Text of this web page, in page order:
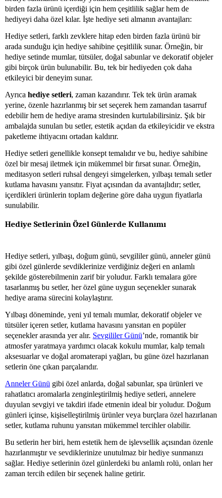
birden fazla ürünü içerdiği için hem çeşitlilik sağlar hem de
hediyeyi daha özel kılar. İşte hediye seti almanın avantajları:
Hediye setleri, farklı zevklere hitap eden birden fazla ürünü bir
arada sunduğu için hediye sahibine çeşitlilik sunar. Örneğin, bir
hediye setinde mumlar, tütsüler, doğal sabunlar ve dekoratif objeler
gibi birçok ürün bulunabilir. Bu, tek bir hediyeden çok daha
etkileyici bir deneyim sunar.
Ayrıca hediye setleri, zaman kazandırır. Tek tek ürün aramak
yerine, özenle hazırlanmış bir set seçerek hem zamandan tasarruf
edebilir hem de hediye arama stresinden kurtulabilirsiniz. Şık bir
ambalajda sunulan bu setler, estetik açıdan da etkileyicidir ve ekstra
paketleme ihtiyacını ortadan kaldırır.
Hediye setleri genellikle konsept temalıdır ve bu, hediye sahibine
özel bir mesaj iletmek için mükemmel bir fırsat sunar. Örneğin,
meditasyon setleri ruhsal dengeyi simgelerken, yılbaşı temalı setler
kutlama havasını yansıtır. Fiyat açısından da avantajlıdır; setler,
içerdikleri ürünlerin toplam değerine göre daha uygun fiyatlarla
sunulabilir.
Hediye Setlerinin Özel Günlerde Kullanımı
Hediye setleri, yılbaşı, doğum günü, sevgililer günü, anneler günü
gibi özel günlerde sevdiklerinize verdiğiniz değeri en anlamlı
şekilde gösterebilmenin zarif bir yoludur. Farklı temalara göre
tasarlanmış bu setler, her özel güne uygun seçenekler sunarak
hediye arama sürecini kolaylaştırır.
Yılbaşı döneminde, yeni yıl temalı mumlar, dekoratif objeler ve
tütsüler içeren setler, kutlama havasını yansıtan en popüler
seçenekler arasında yer alır. Sevgililer Günü’nde, romantik bir
atmosfer yaratmaya yardımcı olacak kokulu mumlar, kalp temalı
aksesuarlar ve doğal aromaterapi yağları, bu güne özel hazırlanan
setlerin öne çıkan parçalarıdır.
Anneler Günü gibi özel anlarda, doğal sabunlar, spa ürünleri ve
rahatlatıcı aromalarla zenginleştirilmiş hediye setleri, annelere
duyulan sevgiyi ve takdiri ifade etmenin ideal bir yoludur. Doğum
günleri içinse, kişiselleştirilmiş ürünler veya burçlara özel hazırlanan
setler, kutlama ruhunu yansıtan mükemmel tercihler olabilir.
Bu setlerin her biri, hem estetik hem de işlevsellik açısından özenle
hazırlanmıştır ve sevdiklerinize unutulmaz bir hediye sunmanızı
sağlar. Hediye setlerinin özel günlerdeki bu anlamlı rolü, onları her
zaman tercih edilen bir seçenek haline getirir.